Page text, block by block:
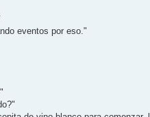
eventos por eso."